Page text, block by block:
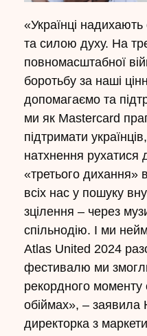
«Українці
та силою духу. На
повномасштабної
боротьбу за наші
допомагаємо та
ми як Mastercard
підтримати
натхнення рухатися
«третього дихання»
всіх нас у пошуку
зцілення – через
спільнодію. І ми
Atlas United 2024
фестивалю ми
рекордного моменту
обіймах», –
директорка з